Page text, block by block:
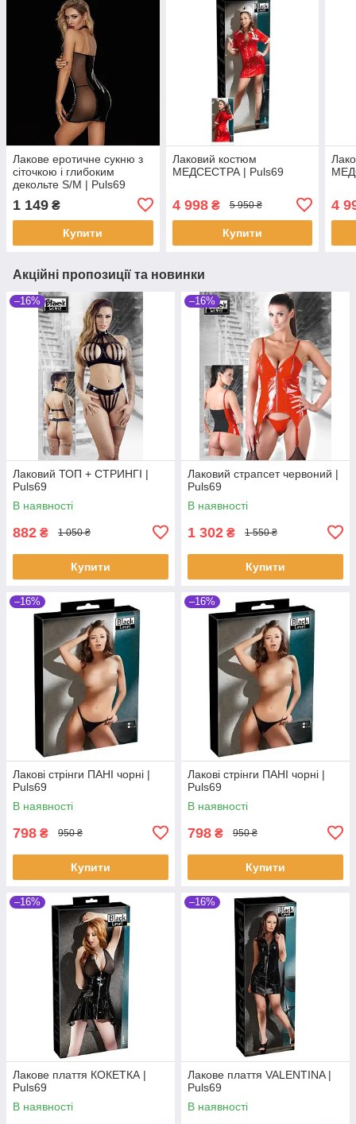
Лакове еротичне сукню з
сіточкою і глибоким
декольте S/M | Puls69
1 149 ₴
Купити
Лаковий костюм
МЕДСЕСТРА | Puls69
4 998₴ 5 950 ₴
Купити
4
Акційні пропозиції та новинки
–16%
Лаковий ТОП + СТРИНГІ |
Puls69
В наявності
882 ₴ 1 050 ₴
Купити
–16%
Лаковий страпсет червоний |
Puls69
В наявності
1 302 ₴ 1 550 ₴
Купити
–16%
Лакові стрінги ПАНІ чорні |
Puls69
В наявності
798 ₴ 950 ₴
Купити
–16%
Лакові стрінги ПАНІ чорні |
Puls69
В наявності
798 ₴ 950 ₴
Купити
–16%
Лакове плаття КОКЕТКА |
Puls69
В наявності
–16%
Лакове плаття VALENTINA |
Puls69
В наявності